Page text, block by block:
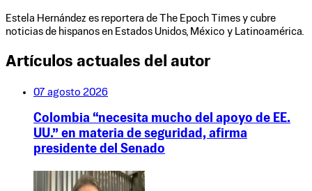
Estela Hernández es reportera de The Epoch Times y cubre
noticias de hispanos en Estados Unidos, México y Latinoamérica.
Artículos actuales del autor
07 agosto 2026
Colombia “necesita mucho del apoyo de EE.
UU.” en materia de seguridad, afirma
presidente del Senado